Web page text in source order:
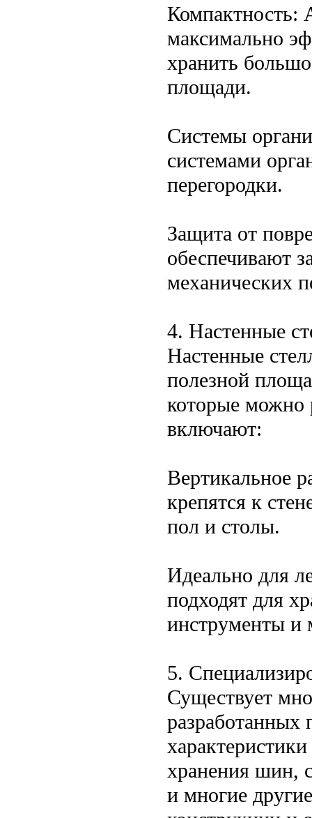
Компактность:
максимально
хранить
площади.
Системы
системами
перегородки.
Защита от
обеспечивают
механических
4. Настенные
Настенные
полезной
которые можно
включают:
Вертикальное
крепятся к
пол и столы.
Идеально для
подходят для
инструменты и
5.
Существует
разработанных
хранения шин,
и многие